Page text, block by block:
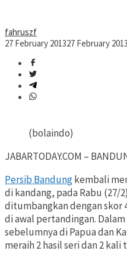
fahruszf
27 February 201327 February 2013
(bolaindo)
JABARTODAY.COM –
Persib Bandungkembali
di kandang, pada Rabu (27/
ditumbangkan dengan
di awal pertandingan.
sebelumnya di Papua dan
meraih 2 hasil seri dan 2 kali